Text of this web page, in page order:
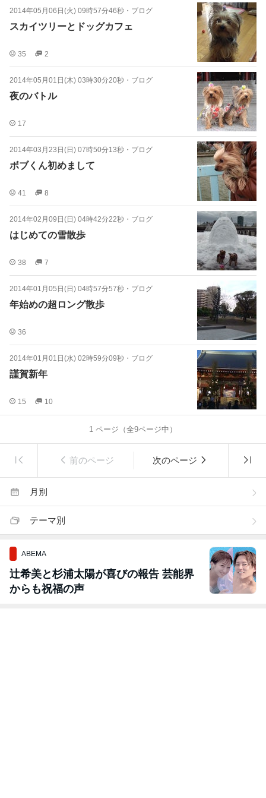
2014年05月06日(火) 09時57分46秒 ・ ブログ
スカイツリーとドッグカフェ
35 2
2014年05月01日(木) 03時30分20秒 ・ ブログ
夜のバトル
17
2014年03月23日(日) 07時50分13秒 ・ ブログ
ボブくん初めまして
41 8
2014年02月09日(日) 04時42分22秒 ・ ブログ
はじめての雪散歩
38 7
2014年01月05日(日) 04時57分57秒 ・ ブログ
年始めの超ロング散歩
36
2014年01月01日(水) 02時59分09秒 ・ ブログ
謹賀新年
15 10
1 ページ（全9ページ中）
前のページ 次のページ
月別
テーマ別
ABEMA
辻希美と杉浦太陽が喜びの報告 芸能界
からも祝福の声